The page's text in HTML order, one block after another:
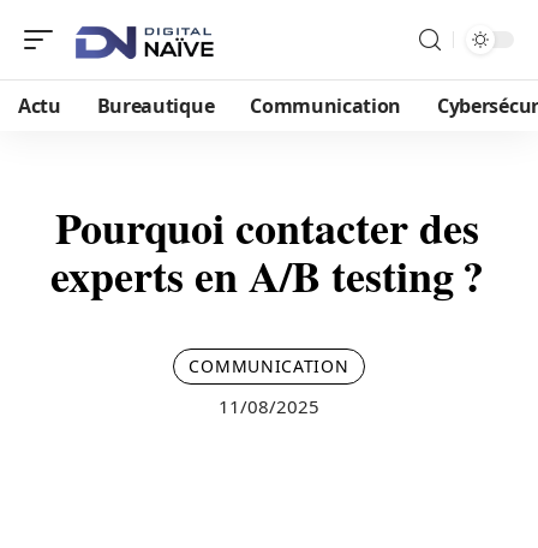
Actu Bureautique Communication
Pourquoi contacter des
experts en A/B testing ?
COMMUNICATION
11/08/2025